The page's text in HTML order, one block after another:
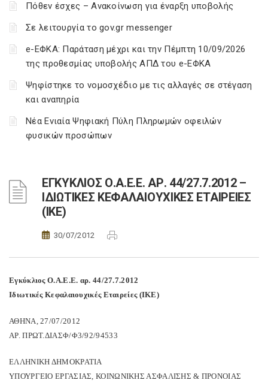
Πόθεν έσχες – Ανακοίνωση για έναρξη υποβολής
Σε λειτουργία το gov.gr messenger
e-ΕΦΚΑ: Παράταση μέχρι και την Πέμπτη 10/09/2026
της προθεσμίας υποβολής ΑΠΔ του e-ΕΦΚΑ
Ψηφίστηκε το νομοσχέδιο με τις αλλαγές σε στέγαση
και αναπηρία
Νέα Ενιαία Ψηφιακή Πύλη Πληρωμών οφειλών
φυσικών προσώπων
ΕΓΚΥΚΛΙΟΣ Ο.Α.Ε.Ε. ΑΡ. 44/27.7.2012 –
ΙΔΙΩΤΙΚΕΣ ΚΕΦΑΛΑΙΟΥΧΙΚΕΣ ΕΤΑΙΡΕΙΕΣ
(ΙΚΕ)
30/07/2012
Εγκύκλιος Ο.Α.Ε.Ε. αρ. 44/27.7.2012
Ιδιωτικές Κεφαλαιουχικές Εταιρείες (ΙΚΕ)
ΑΘΗΝΑ, 27/07/2012
ΑΡ. ΠΡΩΤ.ΔΙΑΣΦ/Φ3/92/94533
ΕΛΛΗΝΙΚΗ ΔΗΜΟΚΡΑΤΙΑ
ΥΠΟΥΡΓΕΙΟ ΕΡΓΑΣΙΑΣ, ΚΟΙΝΩΝΙΚΗΣ ΑΣΦΑΛΙΣΗΣ & ΠΡΟΝΟΙΑΣ